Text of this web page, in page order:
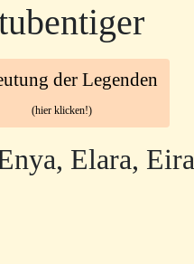
der Legenden
(hier klicken!)
Elara, Eira